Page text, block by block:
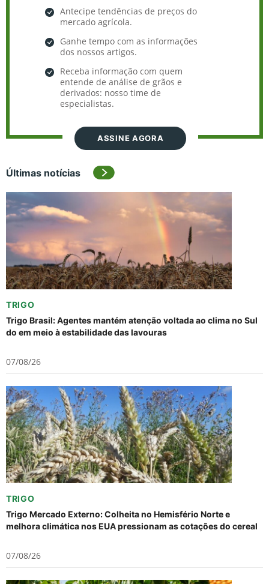
Antecipe tendências de preços do
mercado agrícola.
Ganhe tempo com as informações
dos nossos artigos.
Receba informação com quem
entende de análise de grãos e
derivados: nosso time de
especialistas.
ASSINE AGORA
Últimas notícias
TRIGO
Trigo Brasil: Agentes mantém atenção voltada ao clima no Sul
do em meio à estabilidade das lavouras
07/08/26
TRIGO
Trigo Mercado Externo: Colheita no Hemisfério Norte e
melhora climática nos EUA pressionam as cotações do cereal
07/08/26